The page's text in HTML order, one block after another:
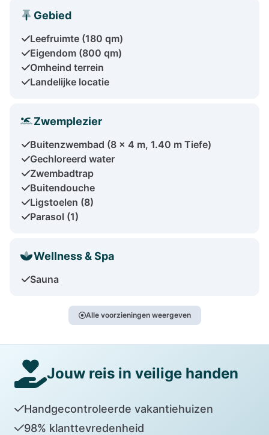
Gebied
Leefruimte (180 qm)
Eigendom (800 qm)
Omheind terrein
Landelijke locatie
Zwemplezier
Buitenzwembad (8 x 4 m, 1.40 m Tiefe)
Gechloreerd water
Zwembadtrap
Buitendouche
Ligstoelen (8)
Parasol (1)
Wellness & Spa
Sauna
Alle voorzieningen weergeven
Jouw reis in veilige handen
Handgecontroleerde vakantiehuizen
98% klanttevredenheid